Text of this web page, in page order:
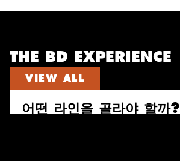
THE BD EXPERIENCE
VIEW ALL
어떤 라인을 골라야 할까?